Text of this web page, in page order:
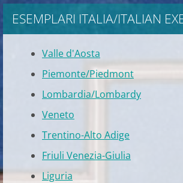
ESEMPLARI ITALIA/ITALIAN
Valle d'Aosta
Piemonte/Piedmont
Lombardia/Lombardy
Veneto
Trentino-Alto Adige
Friuli Venezia-Giulia
Liguria